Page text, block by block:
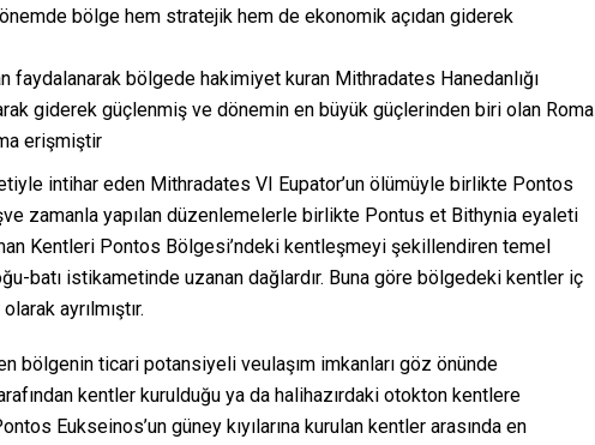
bölge hem stratejik hem de ekonomik açıdan giderek
bölgede hakimiyet kuran Mithradates Hanedanlığı
giderek güçlenmiş ve dönemin en büyük güçlerinden biri olan Roma
erişmiştir
intihar eden Mithradates VI Eupator’un ölümüyle birlikte Pontos
zamanla yapılan düzenlemelerle birlikte Pontus et Bithynia eyaleti
Kentleri Pontos Bölgesi’ndeki kentleşmeyi şekillendiren temel
batı istikametinde uzanan dağlardır. Buna göre bölgedeki kentler iç
ayrılmıştır.
bölgenin ticari potansiyeli veulaşım imkanları göz önünde
kentler kurulduğu ya da halihazırdaki otokton kentlere
Eukseinos’un güney kıyılarına kurulan kentler arasında en